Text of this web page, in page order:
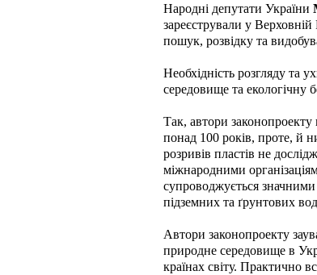
Народні депутати України
зареєстрували у
пошук, розвідку та
Необхідність розгляду та
середовище та екологічну
Так, автори
понад 100 років, проте, й
розривів пластів не
міжнародними
супроводжується
підземних та ґрунтових
Автори законопроекту
природне середовище в
країнах світу. Практично